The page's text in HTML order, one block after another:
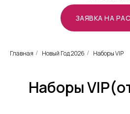
ЗАЯВКА НА
Главная / Новый Год 2026 / Наборы VIP
Наборы